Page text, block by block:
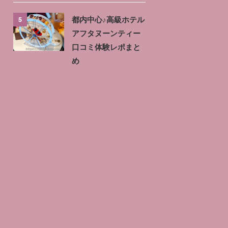
5
都内中心♪高級ホテル
アフタヌーンティー
口コミ体験レポまと
め